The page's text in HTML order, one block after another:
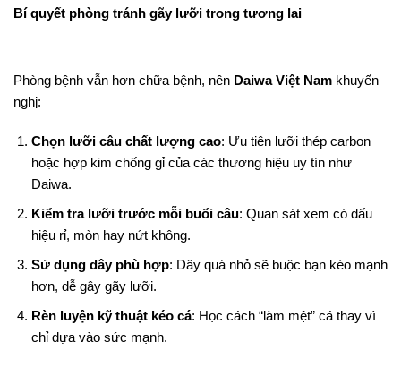
Bí quyết phòng tránh gãy lưỡi trong tương lai
Phòng bệnh vẫn hơn chữa bệnh, nên Daiwa Việt Nam khuyến
nghị:
Chọn lưỡi câu chất lượng cao: Ưu tiên lưỡi thép carbon
hoặc hợp kim chống gỉ của các thương hiệu uy tín như
Daiwa.
Kiểm tra lưỡi trước mỗi buổi câu: Quan sát xem có dấu
hiệu rỉ, mòn hay nứt không.
Sử dụng dây phù hợp: Dây quá nhỏ sẽ buộc bạn kéo mạnh
hơn, dễ gây gãy lưỡi.
Rèn luyện kỹ thuật kéo cá: Học cách “làm mệt” cá thay vì
chỉ dựa vào sức mạnh.